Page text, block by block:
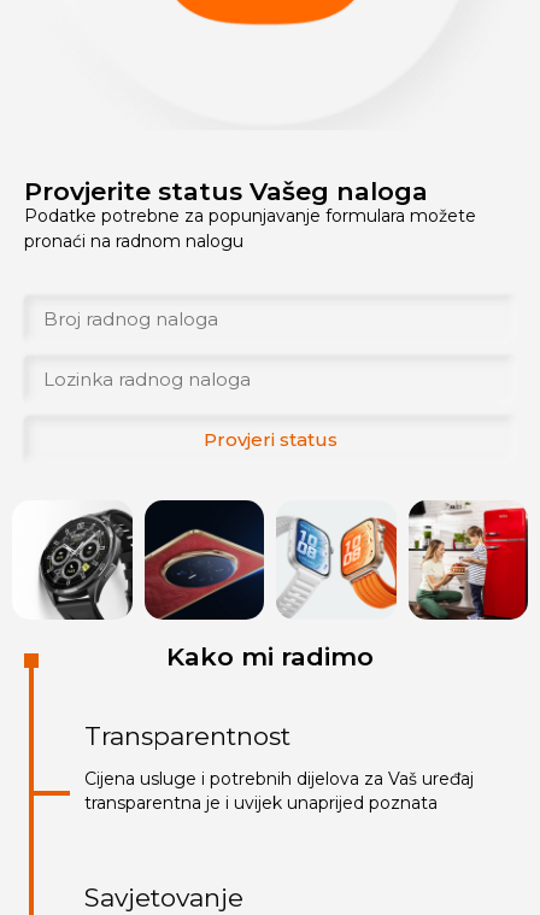
Provjerite status Vašeg naloga
Podatke potrebne za popunjavanje formulara možete
pronaći na radnom nalogu
Provjeri status
Kako mi radimo
Transparentnost
Cijena usluge i potrebnih dijelova za Vaš uređaj
transparentna je i uvijek unaprijed poznata
Savjetovanje